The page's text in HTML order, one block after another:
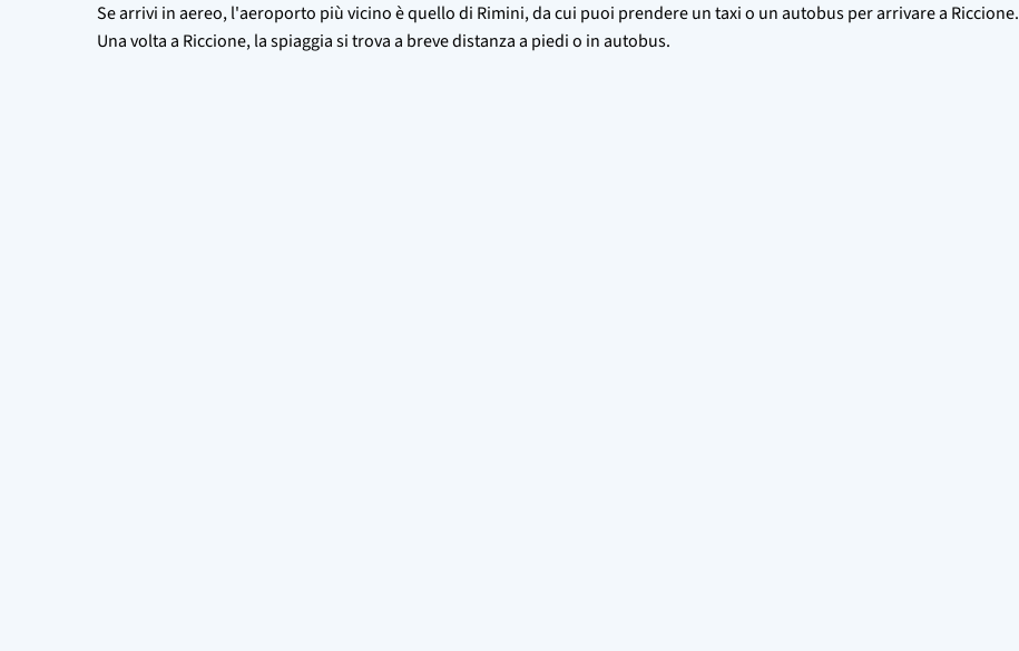
Se arrivi in aereo, l'aeroporto più vicino è quello di Rimini, da cui puoi prendere un taxi o un autobus per arrivare a Riccione.
Una volta a Riccione, la spiaggia si trova a breve distanza a piedi o in autobus.